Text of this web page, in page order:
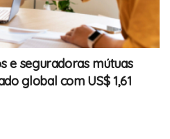
e seguradoras mútuas
global com US$ 1,61